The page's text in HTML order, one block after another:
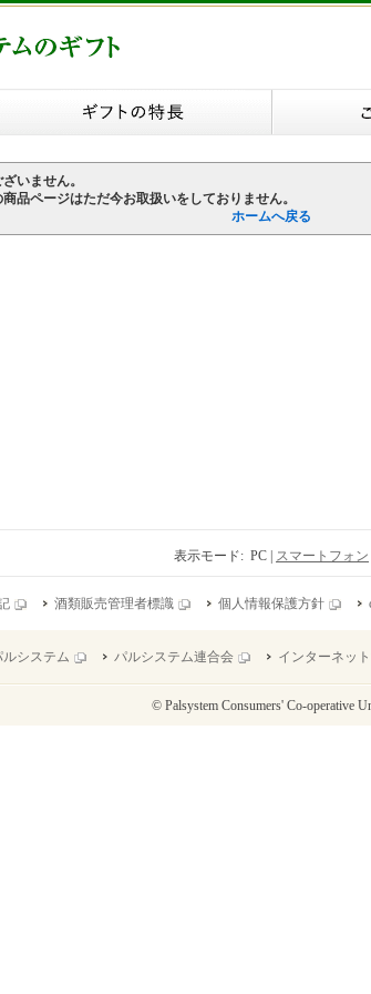
いません。
品ページはただ今お取扱いをしておりません。
ホームへ戻る
表示モード: PC | スマートフォン
酒類販売管理者標識 個人情報保護方針
システム パルシステム連合会 インターネッ
© Palsystem Consumers' Co-operative